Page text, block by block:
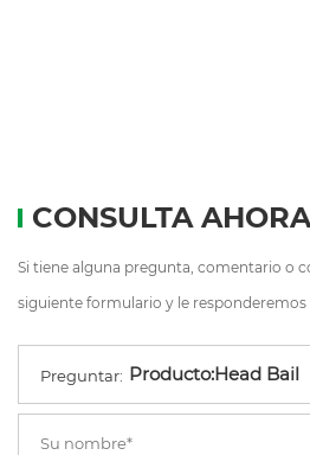
CONSULTA AHORA
Si tiene alguna pregunta, comentario o
siguiente formulario y le responderemos
Preguntar: